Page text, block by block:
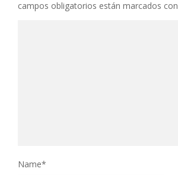
campos obligatorios están marcados con
Name*